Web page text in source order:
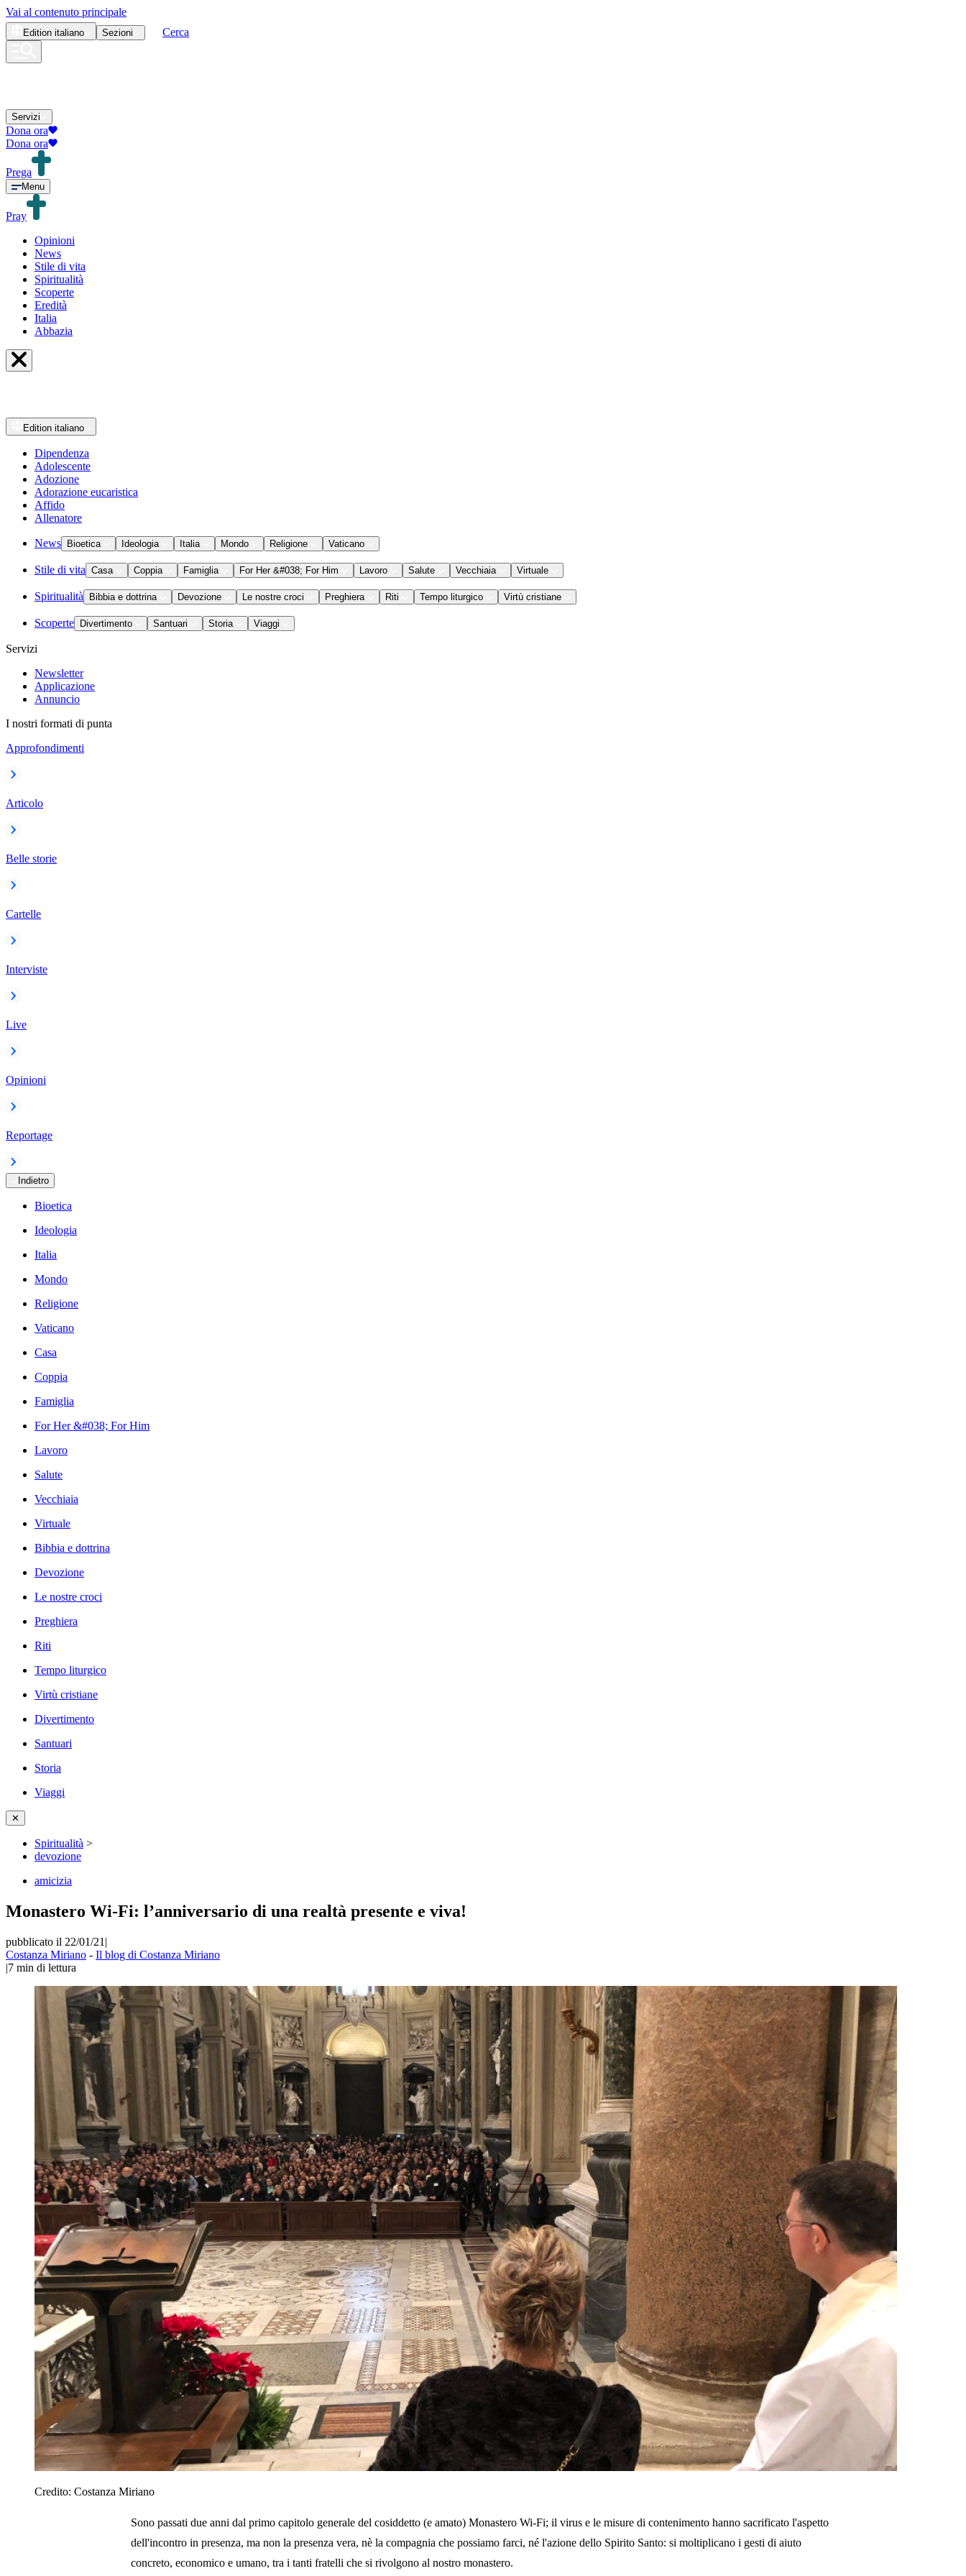
Vai al contenuto principale
Edition italiano Sezioni Cerca
Servizi
Dona ora
Dona ora
Prega
Menu
Pray
Opinioni
News
Stile di vita
Spiritualità
Scoperte
Eredità
Italia
Abbazia
Edition italiano
Dipendenza
Adolescente
Adozione
Adorazione eucaristica
Affido
Allenatore
News Bioetica Ideologia Italia Mondo Religione Vaticano
Stile di vita Casa Coppia Famiglia For Her &#038; For Him Lavoro Salute Vecchiaia Virtuale
Spiritualità Bibbia e dottrina Devozione Le nostre croci Preghiera Riti Tempo liturgico Virtù cristiane
Scoperte Divertimento Santuari Storia Viaggi
Servizi
Newsletter
Applicazione
Annuncio
I nostri formati di punta
Approfondimenti
Articolo
Belle storie
Cartelle
Interviste
Live
Opinioni
Reportage
Indietro
Bioetica
Ideologia
Italia
Mondo
Religione
Vaticano
Casa
Coppia
Famiglia
For Her &#038; For Him
Lavoro
Salute
Vecchiaia
Virtuale
Bibbia e dottrina
Devozione
Le nostre croci
Preghiera
Riti
Tempo liturgico
Virtù cristiane
Divertimento
Santuari
Storia
Viaggi
✕
Spiritualità >
devozione
amicizia
Monastero Wi-Fi: l’anniversario di una realtà presente e viva!
pubblicato il 22/01/21 |
Costanza Miriano - Il blog di Costanza Miriano
|7 min di lettura
Credito: Costanza Miriano
Sono passati due anni dal primo capitolo generale del cosiddetto (e amato) Monastero Wi-Fi; il virus e le misure di contenimento hanno sacrificato l'aspetto
dell'incontro in presenza, ma non la presenza vera, nè la compagnia che possiamo farci, né l'azione dello Spirito Santo: si moltiplicano i gesti di aiuto
concreto, economico e umano, tra i tanti fratelli che si rivolgono al nostro monastero.